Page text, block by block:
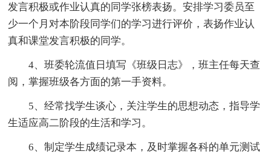
发言积极或作业认真的同学张榜表扬。安排学习委员至
少一个月对本阶段同学们的学习进行评价，表扬作业认
真和课堂发言积极的同学。
4、班委轮流值日填写《班级日志》，班主任每天查
阅，掌握班级各方面的第一手资料。
5、经常找学生谈心，关注学生的思想动态，指导学
生适应高二阶段的生活和学习。
6、制定学生成绩记录本，及时掌握各科的单元测试